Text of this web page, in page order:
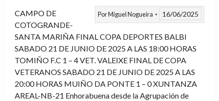
PorMiguel Nogueira 16/06/2025
CAMPO DE
COTOGRANDE-
SANTA MARIÑA FINAL COPA DEPORTES BALBI
SABADO 21 DE JUNIO DE 2025 A LAS 18:00 HORAS
TOMIÑO F.C 1 – 4 VET. VALEIXE FINAL DE COPA
VETERANOS SABADO 21 DE JUNIO DE 2025 A LAS
20:00 HORAS MUIÑO DA PONTE 1 – 0 XUNTANZA
AREAL-NB-21 Enhorabuena desde la Agrupación de